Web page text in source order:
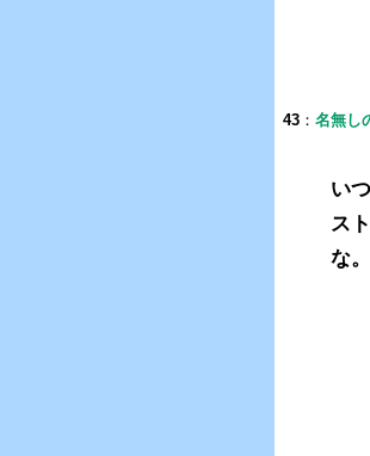
43 ： 名無し
い
ス
な。